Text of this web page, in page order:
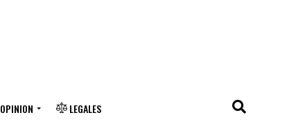
OPINION LEGALES